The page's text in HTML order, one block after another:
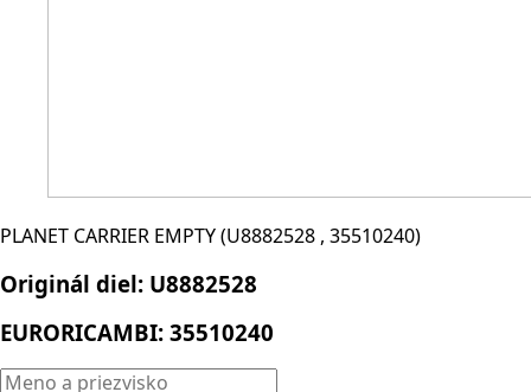
PLANET CARRIER EMPTY (U8882528 , 35510240)
Originál diel: U8882528
EURORICAMBI: 35510240